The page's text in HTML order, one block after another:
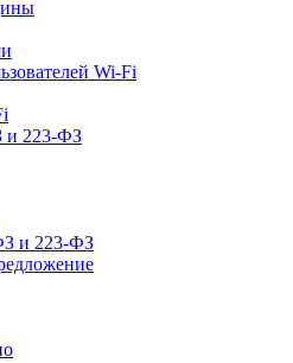
Wi-Fi
и 223-ФЗ
и 223-ФЗ